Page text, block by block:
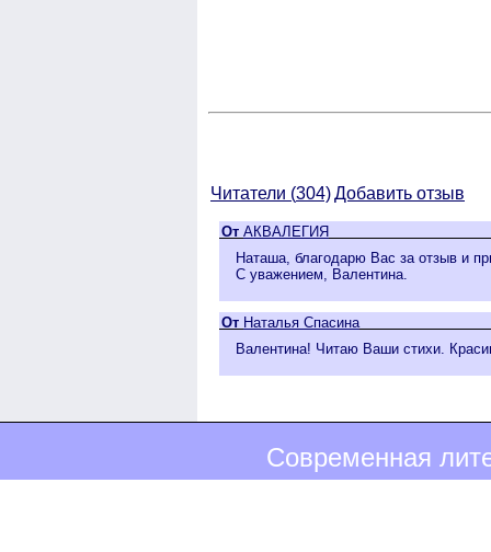
Читатели (304)Добавить отзыв
От АКВАЛЕГИЯ
Наташа, благодарю Вас за отзыв и
С уважением, Валентина.
От Наталья Спасина
Валентина! Читаю Ваши стихи.
Современная